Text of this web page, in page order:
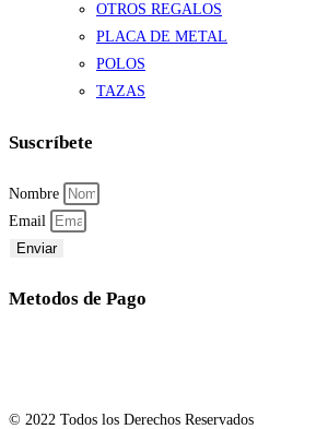
OTROS REGALOS
PLACA DE METAL
POLOS
TAZAS
Suscríbete
Nombre
Email
Enviar
Metodos de Pago
© 2022 Todos los Derechos Reservados